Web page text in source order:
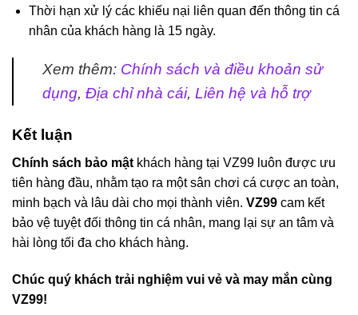
Thời hạn xử lý các khiếu nại liên quan đến thông tin cá
nhân của khách hàng là 15 ngày.
Xem thêm: Chính sách và điều khoản sử
dụng, Địa chỉ nhà cái, Liên hệ và hỗ trợ
Kết luận
Chính sách bảo mật khách hàng tại VZ99 luôn được ưu
tiên hàng đầu, nhằm tạo ra một sân chơi cá cược an toàn,
minh bạch và lâu dài cho mọi thành viên. VZ99 cam kết
bảo vệ tuyệt đối thông tin cá nhân, mang lại sự an tâm và
hài lòng tối đa cho khách hàng.
Chúc quý khách trải nghiệm vui vẻ và may mắn cùng
VZ99!